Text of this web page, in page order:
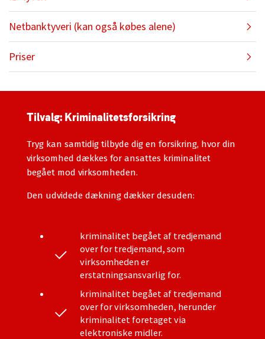
Netbanktyveri (kan også købes alene)
Priser
Tilvalg: Kriminalitetsforsikring
Tryg kan samtidig tilbyde dig en forsikring, hvor din
virksomhed dækkes for ansattes kriminalitet
begået mod virksomheden.
Den udvidede dækning dækker desuden:
kriminalitet begået af tredjemand
over for tredjemand, som
virksomheden er
erstatningsansvarlig for.
kriminalitet begået af tredjemand
over for virksomheden, herunder
kriminalitet foretaget via
elektroniske midler.